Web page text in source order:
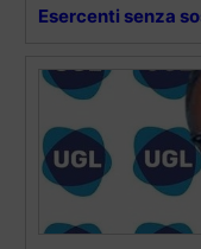
Esercenti senza